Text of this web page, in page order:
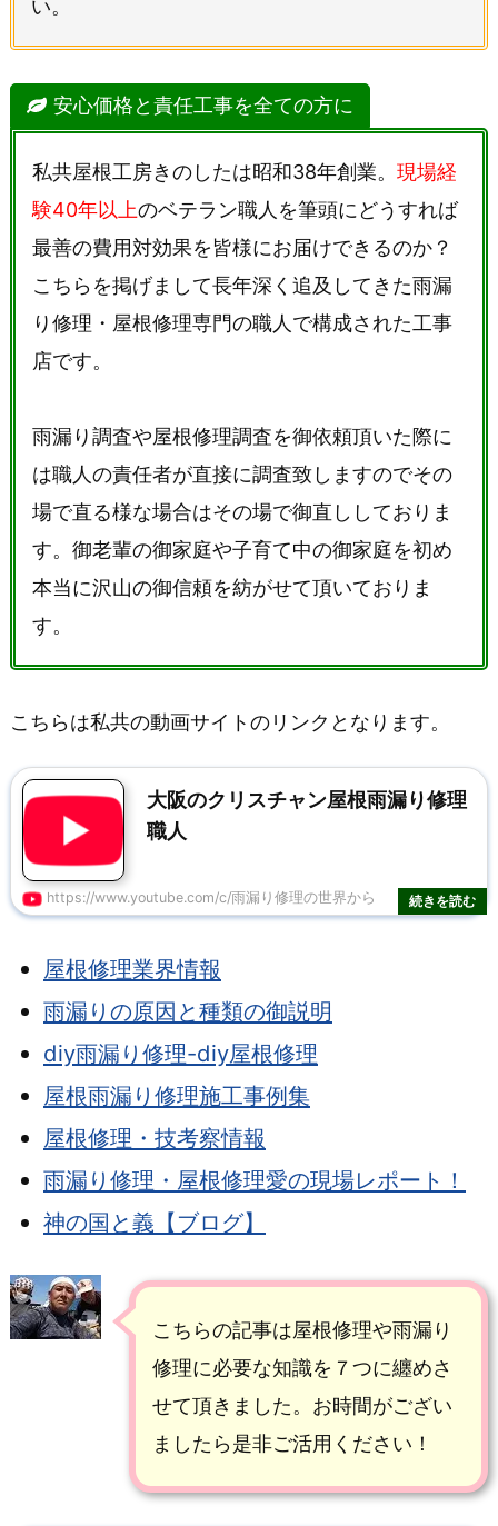
い。
安心価格と責任工事を全ての方に
私共屋根工房きのしたは昭和38年創業。 現場経
験40年以上のベテラン職人を筆頭にどうすれば
最善の費用対効果を皆様にお届けできるのか？
こちらを掲げまして長年深く追及してきた雨漏
り修理・屋根修理専門の職人で構成された工事
店です。
雨漏り調査や屋根修理調査を御依頼頂いた際に
は職人の責任者が直接に調査致しますのでその
場で直る様な場合はその場で御直ししておりま
す。御老輩の御家庭や子育て中の御家庭を初め
本当に沢山の御信頼を紡がせて頂いておりま
す。
こちらは私共の動画サイトのリンクとなります。
大阪のクリスチャン屋根雨漏り修理
職人
https://www.youtube.com/c/雨漏り修理の世界から
屋根修理業界情報
雨漏りの原因と種類の御説明
diy雨漏り修理-diy屋根修理
屋根雨漏り修理施工事例集
屋根修理・技考察情報
雨漏り修理・屋根修理愛の現場レポート！
神の国と義【ブログ】
こちらの記事は屋根修理や雨漏り
修理に必要な知識を７つに纏めさ
せて頂きました。お時間がござい
ましたら是非ご活用ください！